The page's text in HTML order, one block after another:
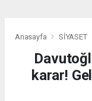
Anasayfa SİYASET
karar!